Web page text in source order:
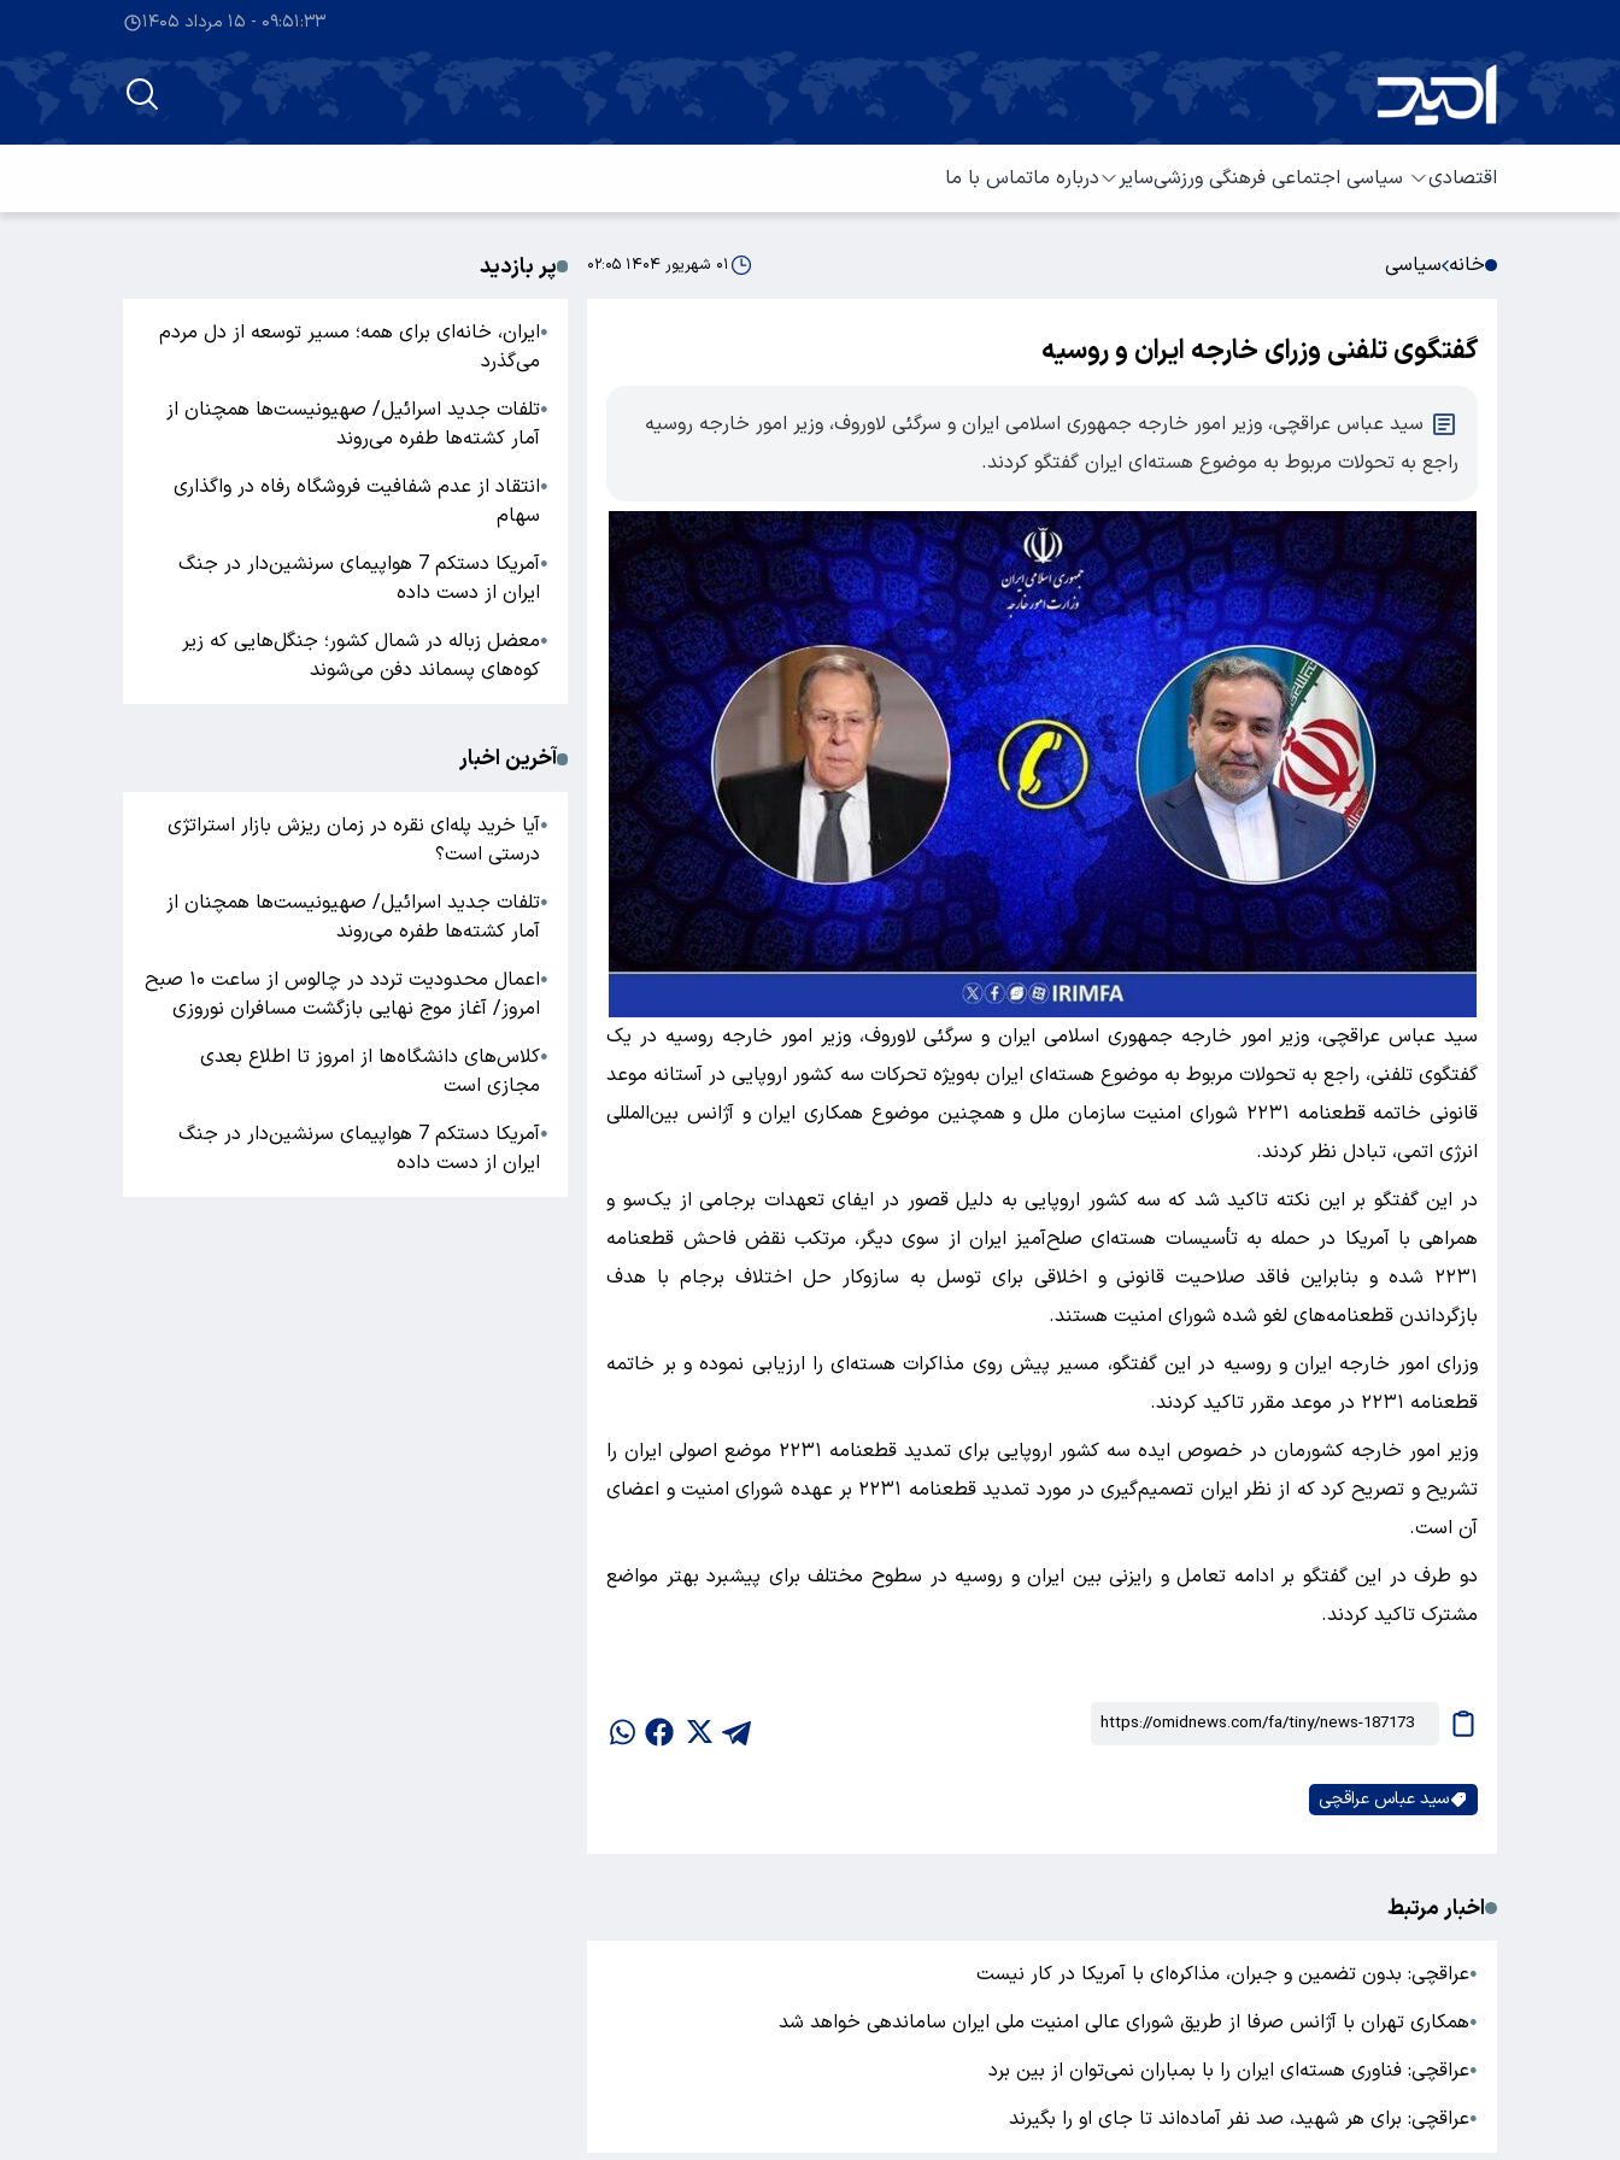
۰۹:۵۱:۳۴ - ۱۵ مرداد ۱۴۰۵
اقتصادی سیاسی اجتماعی فرهنگی ورزشیسایر درباره ماتماس با ما
خانه سیاسی ۰۱ شهریور ۱۴۰۴ ۰۲:۰۵
گفتگوی تلفنی وزرای خارجه ایران و روسیه
سید عباس عراقچی، وزیر امور خارجه جمهوری اسلامی ایران و سرگئی لاوروف، وزیر امور خارجه روسیه
راجع به تحولات مربوط به موضوع هسته‌ای ایران گفتگو کردند.
سید عباس عراقچی، وزیر امور خارجه جمهوری اسلامی ایران و سرگئی لاوروف، وزیر امور خارجه روسیه در یک
گفتگوی تلفنی، راجع به تحولات مربوط به موضوع هسته‌ای ایران به‌ویژه تحرکات سه کشور اروپایی در آستانه موعد
قانونی خاتمه قطعنامه ۲۲۳۱ شورای امنیت سازمان ملل و همچنین موضوع همکاری ایران و آژانس بین‌المللی
انرژی اتمی، تبادل نظر کردند.
در این گفتگو بر این نکته تاکید شد که سه کشور اروپایی به دلیل قصور در ایفای تعهدات برجامی از یک‌سو و
همراهی با آمریکا در حمله به تأسیسات هسته‌ای صلح‌آمیز ایران از سوی دیگر، مرتکب نقض فاحش قطعنامه
۲۲۳۱ شده و بنابراین فاقد صلاحیت قانونی و اخلاقی برای توسل به سازوکار حل اختلاف برجام با هدف
بازگرداندن قطعنامه‌های لغو شده شورای امنیت هستند.
وزرای امور خارجه ایران و روسیه در این گفتگو، مسیر پیش روی مذاکرات هسته‌ای را ارزیابی نموده و بر خاتمه
قطعنامه ۲۲۳۱ در موعد مقرر تاکید کردند.
وزیر امور خارجه کشورمان در خصوص ایده سه کشور اروپایی برای تمدید قطعنامه ۲۲۳۱ موضع اصولی ایران را
تشریح و تصریح کرد که از نظر ایران تصمیم‌گیری در مورد تمدید قطعنامه ۲۲۳۱ بر عهده شورای امنیت و اعضای
آن است.
دو طرف در این گفتگو بر ادامه تعامل و رایزنی بین ایران و روسیه در سطوح مختلف برای پیشبرد بهتر مواضع
مشترک تاکید کردند.
سید عباس عراقچی
اخبار مرتبط
●عراقچی: بدون تضمین و جبران، مذاکره‌ای با آمریکا در کار نیست
●همکاری تهران با آژانس صرفا از طریق شورای عالی امنیت ملی ایران ساماندهی خواهد شد
●عراقچی: فناوری هسته‌ای ایران را با بمباران نمی‌توان از بین برد
●عراقچی: برای هر شهید، صد نفر آماده‌اند تا جای او را بگیرند
پر بازدید
●ایران، خانه‌ای برای همه؛ مسیر توسعه از دل مردم
می‌گذرد
●تلفات جدید اسرائیل/ صهیونیست‌ها همچنان از
آمار کشته‌ها طفره می‌روند
●انتقاد از عدم شفافیت فروشگاه رفاه در واگذاری
سهام
●
آمریکا دستکم 7 هواپیمای سرنشین‌دار در جنگ
ایران از دست داده
●معضل زباله در شمال کشور؛ جنگل‌هایی که زیر
کوه‌های پسماند دفن می‌شوند
آخرین اخبار
●آیا خرید پله‌ای نقره در زمان ریزش بازار استراتژی
درستی است؟
●تلفات جدید اسرائیل/ صهیونیست‌ها همچنان از
آمار کشته‌ها طفره می‌روند
●
اعمال محدودیت تردد در چالوس از ساعت ۱۰ صبح
امروز/ آغاز موج نهایی بازگشت مسافران نوروزی
●کلاس‌های دانشگاه‌ها از امروز تا اطلاع بعدی
مجازی است
●
آمریکا دستکم 7 هواپیمای سرنشین‌دار در جنگ
ایران از دست داده